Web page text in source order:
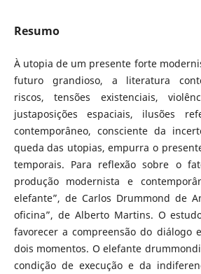
Resumo
À utopia de um presente forte
futuro grandioso, a literatura
riscos, tensões existenciais,
justaposições espaciais, ilusões
contemporâneo, consciente da
queda das utopias, empurra o
temporais. Para reflexão sobre o
produção modernista e
elefante”, de Carlos Drummond de
oficina”, de Alberto Martins. O
favorecer a compreensão do diálogo
dois momentos. O elefante
condição de execução e da